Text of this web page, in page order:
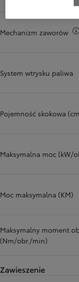
Mechanizm zaworów
System wtrysku paliwa
Pojemność skokowa
Maksymalna moc (kW/
Moc maksymalna (KM)
Maksymalny moment
(Nm/obr./min)
Zawieszenie